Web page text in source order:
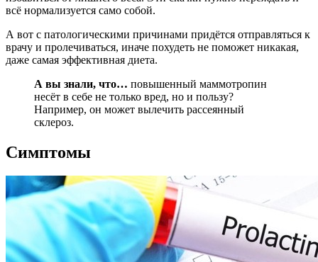
всё нормализуется само собой.
А вот с патологическими причинами придётся отправляться к
врачу и пролечиваться, иначе похудеть не поможет никакая,
даже самая эффективная диета.
А вы знали, что… повышенный маммотропин
несёт в себе не только вред, но и пользу?
Например, он может вылечить рассеянный
склероз.
Симптомы